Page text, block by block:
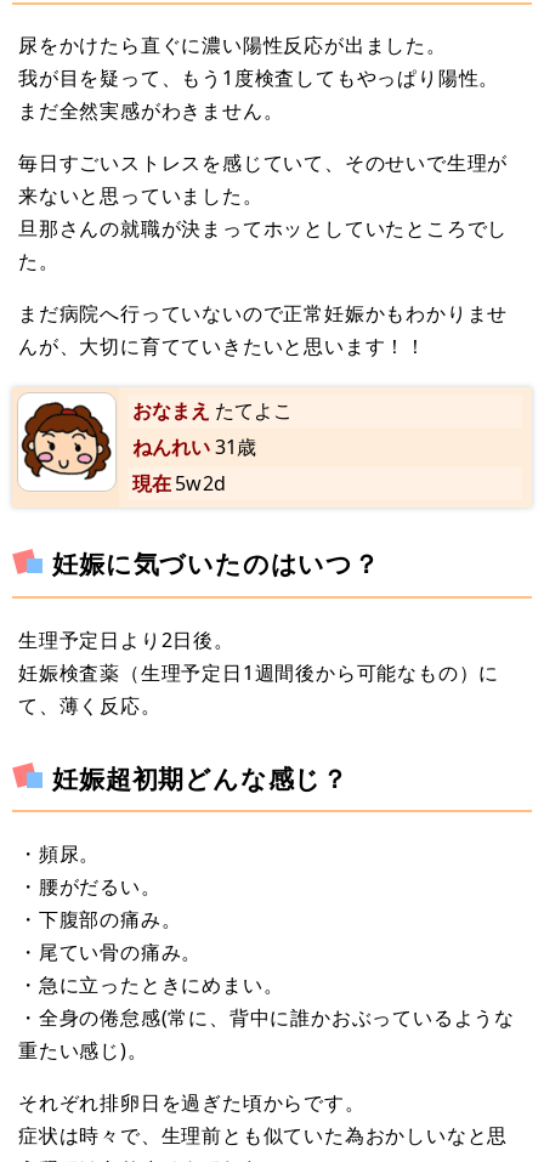
尿をかけたら直ぐに濃い陽性反応が出ました。
我が目を疑って、もう1度検査してもやっぱり陽性。
まだ全然実感がわきません。
毎日すごいストレスを感じていて、そのせいで生理が
来ないと思っていました。
旦那さんの就職が決まってホッとしていたところでし
た。
まだ病院へ行っていないので正常妊娠かもわかりませ
んが、大切に育てていきたいと思います！！
おなまえ たてよこ
ねんれい31歳
現在5w2d
妊娠に気づいたのはいつ？
生理予定日より2日後。
妊娠検査薬（生理予定日1週間後から可能なもの）に
て、薄く反応。
妊娠超初期どんな感じ？
・頻尿。
・腰がだるい。
・下腹部の痛み。
・尾てい骨の痛み。
・急に立ったときにめまい。
・全身の倦怠感(常に、背中に誰かおぶっているような
重たい感じ)。
それぞれ排卵日を過ぎた頃からです。
症状は時々で、生理前とも似ていた為おかしいなと思